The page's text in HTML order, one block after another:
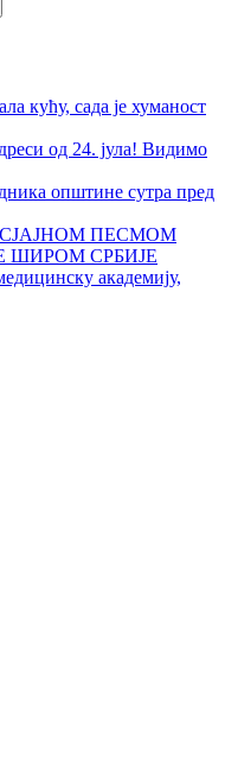
кућу, сада је хуманост
од 24. јула! Видимо
општине сутра пред
ПЕСМОМ
ШИРОМ СРБИЈЕ
академију,